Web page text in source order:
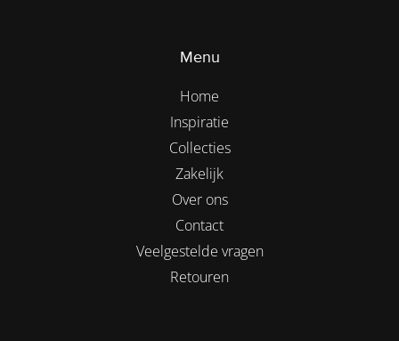
Menu
Home
Inspiratie
Collecties
Zakelijk
Over ons
Contact
Veelgestelde vragen
Retouren